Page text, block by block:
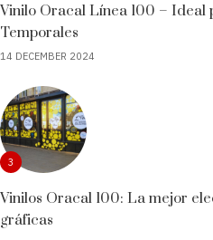
Vinilo Oracal Línea 100 – Ideal
Temporales
14 DECEMBER 2024
3
Vinilos Oracal 100: La mejor
gráficas